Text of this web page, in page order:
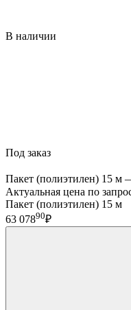
В наличии
Под заказ
Пакет (полиэтилен) 15 м
Актуальная цена по
Пакет (полиэтилен) 15 м
63 07890₽